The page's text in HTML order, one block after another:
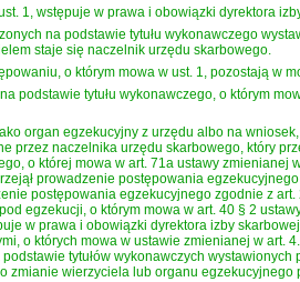
1, wstępuje w prawa i obowiązki dyrektora
na podstawie tytułu wykonawczego
staje się naczelnik urzędu skarbowego.
o którym mowa w ust. 1, pozostają w
podstawie tytułu wykonawczego, o którym
organ egzekucyjny z urzędu albo na
przez naczelnika urzędu skarbowego, który
o której mowa w art. 71a ustawy
prowadzenie postępowania
postępowania egzekucyjnego zgodnie z
egzekucji, o którym mowa w art. 40 § 2
w prawa i obowiązki dyrektora izby
o których mowa w ustawie zmienianej w art. 4.
tytułów wykonawczych
zmianie wierzyciela lub organu